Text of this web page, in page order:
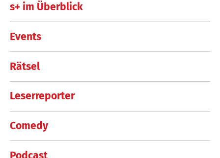
s+ im Überblick
Events
Rätsel
Leserreporter
Comedy
Podcast